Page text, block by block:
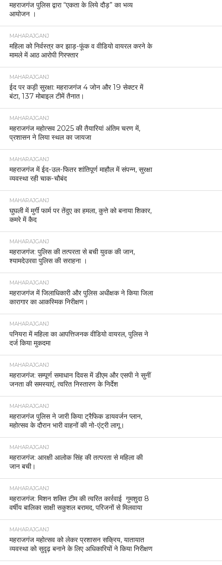
महराजगंज पुलिस द्वारा “एकता के लिये दौड़” का भव्य
आयोजन ।
MAHARAJGANJ
महिला को निर्वस्त्र कर झाड़-फूंक व वीडियो वायरल करने के
मामले में आठ आरोपी गिरफ्तार
MAHARAJGANJ
ईद पर कड़ी सुरक्षा: महराजगंज 4 जोन और 19 सेक्टर में
बंटा, 137 मोबाइल टीमें तैनात।
MAHARAJGANJ
महराजगंज महोत्सव 2025 की तैयारियां अंतिम चरण में,
प्रशासन ने लिया स्थल का जायजा
MAHARAJGANJ
महराजगंज में ईद-उल-फितर शांतिपूर्ण माहौल में संपन्न, सुरक्षा
व्यवस्था रही चाक-चौबंद
MAHARAJGANJ
घुघली में मुर्गी फार्म पर तेंदुए का हमला, कुत्ते को बनाया शिकार,
कमरे में कैद
MAHARAJGANJ
महराजगंज: पुलिस की तत्परता से बची युवक की जान,
श्यामदेउरवा पुलिस की सराहना ।
MAHARAJGANJ
महराजगंज में जिलाधिकारी और पुलिस अधीक्षक ने किया जिला
कारागार का आकस्मिक निरीक्षण।
MAHARAJGANJ
पनियरा में महिला का आपत्तिजनक वीडियो वायरल, पुलिस ने
दर्ज किया मुकदमा
MAHARAJGANJ
महराजगंज: सम्पूर्ण समाधान दिवस में डीएम और एसपी ने सुनीं
जनता की समस्याएं, त्वरित निस्तारण के निर्देश
MAHARAJGANJ
महराजगंज पुलिस ने जारी किया ट्रैफिक डायवर्जन प्लान,
महोत्सव के दौरान भारी वाहनों की नो-एंट्री लागू।
MAHARAJGANJ
महराजगंज: आरक्षी आलोक सिंह की तत्परता से महिला की
जान बची।
MAHARAJGANJ
महराजगंज: मिशन शक्ति टीम की त्वरित कार्रवाई गुमशुदा 8
वर्षीय बालिका साक्षी सकुशल बरामद, परिजनों से मिलवाया
MAHARAJGANJ
महराजगंज महोत्सव को लेकर प्रशासन सक्रिय, यातायात
व्यवस्था को सुदृढ़ बनाने के लिए अधिकारियों ने किया निरीक्षण